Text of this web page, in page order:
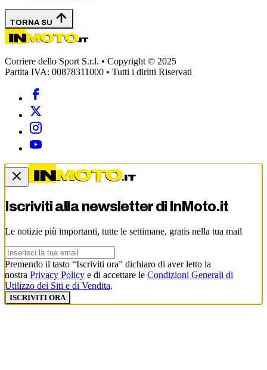
TORNA SU
Corriere dello Sport S.r.l. • Copyright © 2025
Partita IVA: 00878311000 • Tutti i diritti Riservati
Iscriviti alla newsletter di InMoto.it
Le notizie più importanti, tutte le settimane, gratis nella tua mail
Premendo il tasto “Iscriviti ora” dichiaro di aver letto la
nostra Privacy Policy e di accettare le Condizioni Generali di
Utilizzo dei Siti e di Vendita.
ISCRIVITI ORA